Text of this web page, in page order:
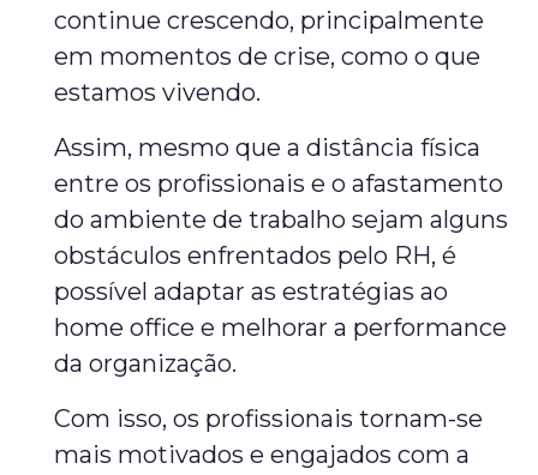
continue crescendo, principalmente
em momentos de crise, como o que
estamos vivendo.
Assim, mesmo que a distância física
entre os profissionais e o afastamento
do ambiente de trabalho sejam alguns
obstáculos enfrentados pelo RH, é
possível adaptar as estratégias ao
home office e melhorar a performance
da organização.
Com isso, os profissionais tornam-se
mais motivados e engajados com a